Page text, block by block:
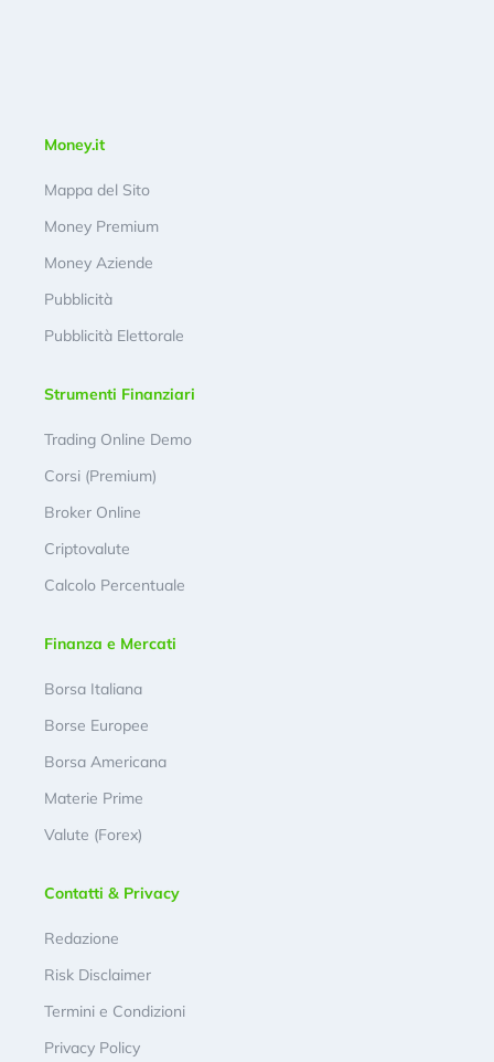
Money.it
Mappa del Sito
Money Premium
Money Aziende
Pubblicità
Pubblicità Elettorale
Strumenti Finanziari
Trading Online Demo
Corsi (Premium)
Broker Online
Criptovalute
Calcolo Percentuale
Finanza e Mercati
Borsa Italiana
Borse Europee
Borsa Americana
Materie Prime
Valute (Forex)
Contatti & Privacy
Redazione
Risk Disclaimer
Termini e Condizioni
Privacy Policy